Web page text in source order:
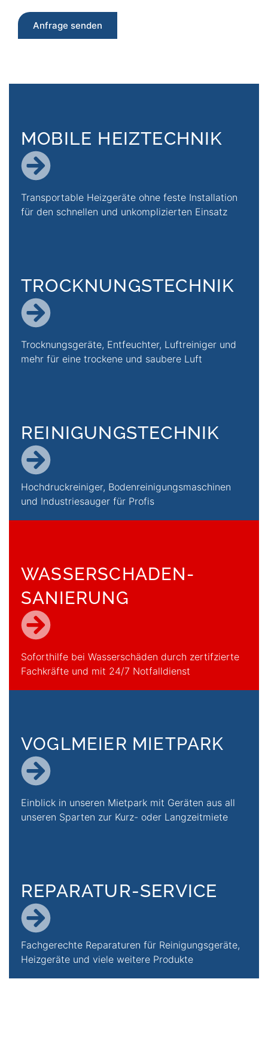
Anfrage senden
MOBILE HEIZTECHNIK
Zur Seite Mobile
Transportable Heizgeräte ohne feste Installation
für den schnellen und unkomplizierten Einsatz
TROCKNUNGS­TECHNIK
Zur Seite Mobile
Trocknungsgeräte, Entfeuchter, Luftreiniger und
mehr für eine trockene und saubere Luft
REINIGUNGS­TECHNIK
ZUR SEITE MOBILE
Hochdruckreiniger, Boden­reinigungs­maschinen
und Industriesauger für Profis
WASSERSCHADEN­
SANIERUNG
Zur Seite
Soforthilfe bei Wasserschäden durch zertifzierte
Fachkräfte und mit 24/7 Notfalldienst
VOGLMEIER MIETPARK
Zur Seite Mietpark
Einblick in unseren Mietpark mit Geräten aus all
unseren Sparten zur Kurz- oder Langzeitmiete
REPARATUR-SERVICE
ZUR SEITE REPARATUR-
Fachgerechte Reparaturen für Reinigungsgeräte,
Heizgeräte und viele weitere Produkte